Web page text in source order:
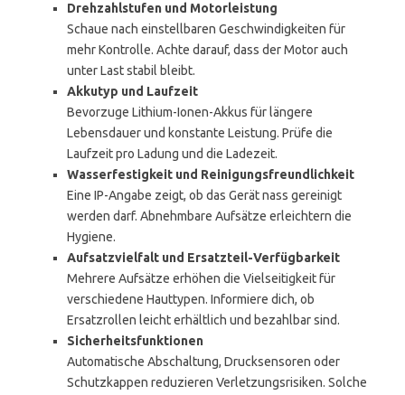
Drehzahlstufen und Motorleistung
Schaue nach einstellbaren Geschwindigkeiten für
mehr Kontrolle. Achte darauf, dass der Motor auch
unter Last stabil bleibt.
Akkutyp und Laufzeit
Bevorzuge Lithium-Ionen-Akkus für längere
Lebensdauer und konstante Leistung. Prüfe die
Laufzeit pro Ladung und die Ladezeit.
Wasserfestigkeit und Reinigungsfreundlichkeit
Eine IP-Angabe zeigt, ob das Gerät nass gereinigt
werden darf. Abnehmbare Aufsätze erleichtern die
Hygiene.
Aufsatzvielfalt und Ersatzteil-Verfügbarkeit
Mehrere Aufsätze erhöhen die Vielseitigkeit für
verschiedene Hauttypen. Informiere dich, ob
Ersatzrollen leicht erhältlich und bezahlbar sind.
Sicherheitsfunktionen
Automatische Abschaltung, Drucksensoren oder
Schutzkappen reduzieren Verletzungsrisiken. Solche